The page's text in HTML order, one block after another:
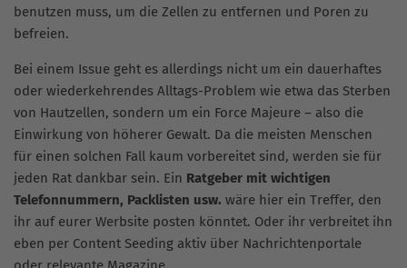
benutzen muss, um die Zellen zu entfernen und Poren zu
befreien.
Bei einem Issue geht es allerdings nicht um ein dauerhaftes
oder wiederkehrendes Alltags-Problem wie etwa das Sterben
von Hautzellen, sondern um ein Force Majeure – also die
Einwirkung von höherer Gewalt. Da die meisten Menschen
für einen solchen Fall kaum vorbereitet sind, werden sie für
jeden Rat dankbar sein. Ein Ratgeber mit wichtigen
Telefonnummern, Packlisten usw. wäre hier ein Treffer, den
ihr auf eurer Werbsite posten könntet. Oder ihr verbreitet ihn
eben per Content Seeding aktiv über Nachrichtenportale